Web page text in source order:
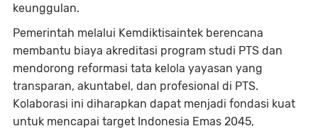
keunggulan.
Pemerintah melalui Kemdiktisaintek berencana
membantu biaya akreditasi program studi PTS dan
mendorong reformasi tata kelola yayasan yang
transparan, akuntabel, dan profesional di PTS.
Kolaborasi ini diharapkan dapat menjadi fondasi kuat
untuk mencapai target Indonesia Emas 2045,